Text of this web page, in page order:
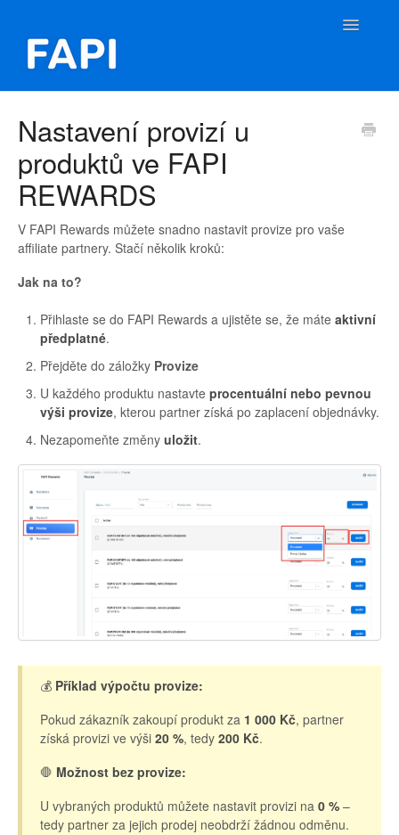
Toggle
Kontakt
Nastavení provizí u
produktů ve FAPI
REWARDS
V FAPI Rewards můžete snadno nastavit provize pro vaše
affiliate partnery. Stačí několik kroků:
Jak na to?
Přihlaste se do FAPI Rewards a ujistěte se, že máte aktivní
předplatné.
Přejděte do záložky Provize
U každého produktu nastavte procentuální nebo pevnou
výši provize, kterou partner získá po zaplacení objednávky.
Nezapomeňte změny uložit.
💰 Příklad výpočtu provize:
Pokud zákazník zakoupí produkt za 1 000 Kč, partner
získá provizi ve výši 20 %, tedy 200 Kč.
🛑 Možnost bez provize:
U vybraných produktů můžete nastavit provizi na 0 % –
tedy partner za jejich prodej neobdrží žádnou odměnu.